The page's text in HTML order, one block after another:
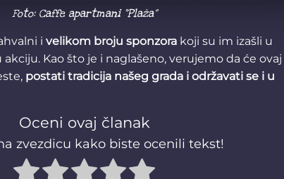
Foto: Caffe apartmani “Plaža”
i velikom broju sponzora koji su im izašli u
Kao što je i naglašeno, verujemo da će ovaj
postati tradicija našeg grada i održavati se i u
Oceni ovaj članak
zvezdicu kako biste ocenili tekst!